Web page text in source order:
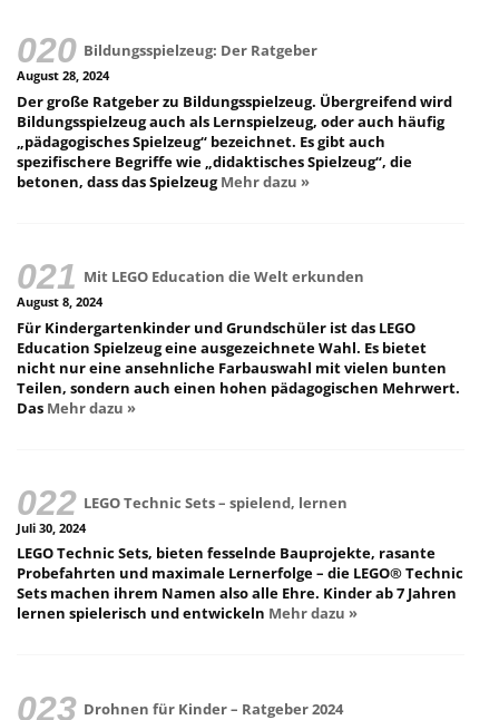
Bildungsspielzeug: Der Ratgeber
August 28, 2024
Der große Ratgeber zu Bildungsspielzeug. Übergreifend wird
Bildungsspielzeug auch als Lernspielzeug, oder auch häufig
„pädagogisches Spielzeug“ bezeichnet. Es gibt auch
spezifischere Begriffe wie „didaktisches Spielzeug“, die
betonen, dass das SpielzeugMehr dazu »
Mit LEGO Education die Welt erkunden
August 8, 2024
Für Kindergartenkinder und Grundschüler ist das LEGO
Education Spielzeug eine ausgezeichnete Wahl. Es bietet
nicht nur eine ansehnliche Farbauswahl mit vielen bunten
Teilen, sondern auch einen hohen pädagogischen Mehrwert.
Das Mehr dazu »
LEGO Technic Sets – spielend, lernen
Juli 30, 2024
LEGO Technic Sets, bieten fesselnde Bauprojekte, rasante
Probefahrten und maximale Lernerfolge – die LEGO® Technic
Sets machen ihrem Namen also alle Ehre. Kinder ab 7 Jahren
lernen spielerisch und entwickeln Mehr dazu »
Drohnen für Kinder – Ratgeber 2024